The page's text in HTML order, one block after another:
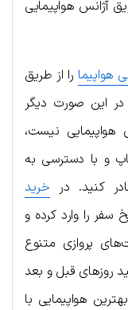
آژانس هواپیمایی
هواپیما را از طریق
این صورت دیگر
نیست،
و با دسترسی به
کنید. در خرید
سفر را وارد کرده و
پروازی متنوع
روزهای قبل و بعد
هواپیمایی با